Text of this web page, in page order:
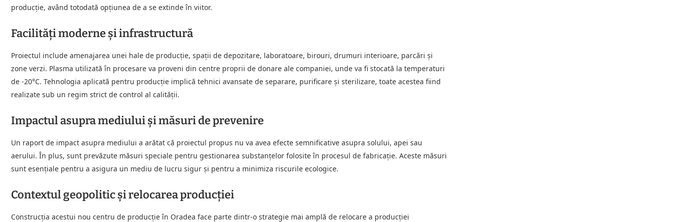
producție, având totodată opțiunea de a se extinde în viitor.
Facilități moderne și infrastructură
Proiectul include amenajarea unei hale de producție, spații de depozitare, laboratoare, birouri, drumuri interioare, parcări și
zone verzi. Plasma utilizată în procesare va proveni din centre proprii de donare ale companiei, unde va fi stocată la temperaturi
de -20°C. Tehnologia aplicată pentru producție implică tehnici avansate de separare, purificare și sterilizare, toate acestea fiind
realizate sub un regim strict de control al calității.
Impactul asupra mediului și măsuri de prevenire
Un raport de impact asupra mediului a arătat că proiectul propus nu va avea efecte semnificative asupra solului, apei sau
aerului. În plus, sunt prevăzute măsuri speciale pentru gestionarea substanțelor folosite în procesul de fabricație. Aceste măsuri
sunt esențiale pentru a asigura un mediu de lucru sigur și pentru a minimiza riscurile ecologice.
Contextul geopolitic și relocarea producției
Construcția acestui nou centru de producție în Oradea face parte dintr-o strategie mai amplă de relocare a producției